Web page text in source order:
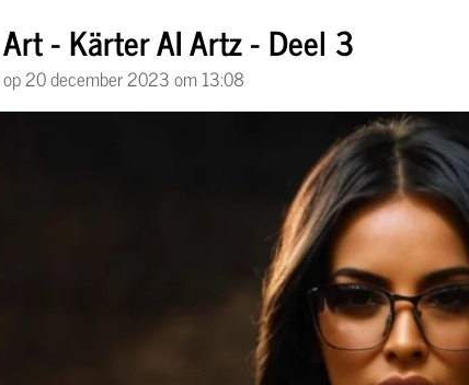
Art - Kärter AI Artz - Deel 3
op 20 december 2023 om 13:08